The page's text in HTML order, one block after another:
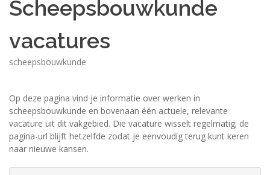
Scheepsbouwkunde
vacatures
scheepsbouwkunde
Op deze pagina vind je informatie over werken in
scheepsbouwkunde en bovenaan één actuele, relevante
vacature uit dit vakgebied. Die vacature wisselt regelmatig; de
pagina-url blijft hetzelfde zodat je eenvoudig terug kunt keren
naar nieuwe kansen.